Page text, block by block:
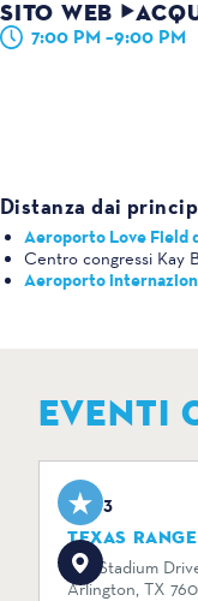
SITO WEB
7:00 PM –9:00 PM
Distanza dai
Aeroporto Love Field
Centro congressi Kay
Aeroporto
EVENTI
Aug 3
TEXAS
734 Stadium
Arlington, TX